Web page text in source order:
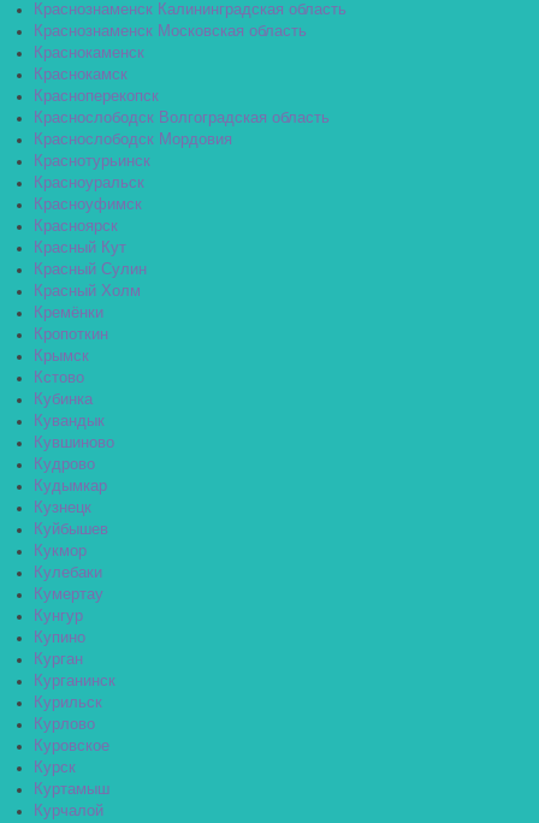
Краснознаменск Калининградская область
Краснознаменск Московская область
Краснокаменск
Краснокамск
Красноперекопск
Краснослободск Волгоградская область
Краснослободск Мордовия
Краснотурьинск
Красноуральск
Красноуфимск
Красноярск
Красный Кут
Красный Сулин
Красный Холм
Кремёнки
Кропоткин
Крымск
Кстово
Кубинка
Кувандык
Кувшиново
Кудрово
Кудымкар
Кузнецк
Куйбышев
Кукмор
Кулебаки
Кумертау
Кунгур
Купино
Курган
Курганинск
Курильск
Курлово
Куровское
Курск
Куртамыш
Курчалой